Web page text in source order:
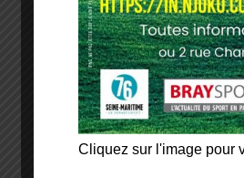
Cliquez sur l'image pour